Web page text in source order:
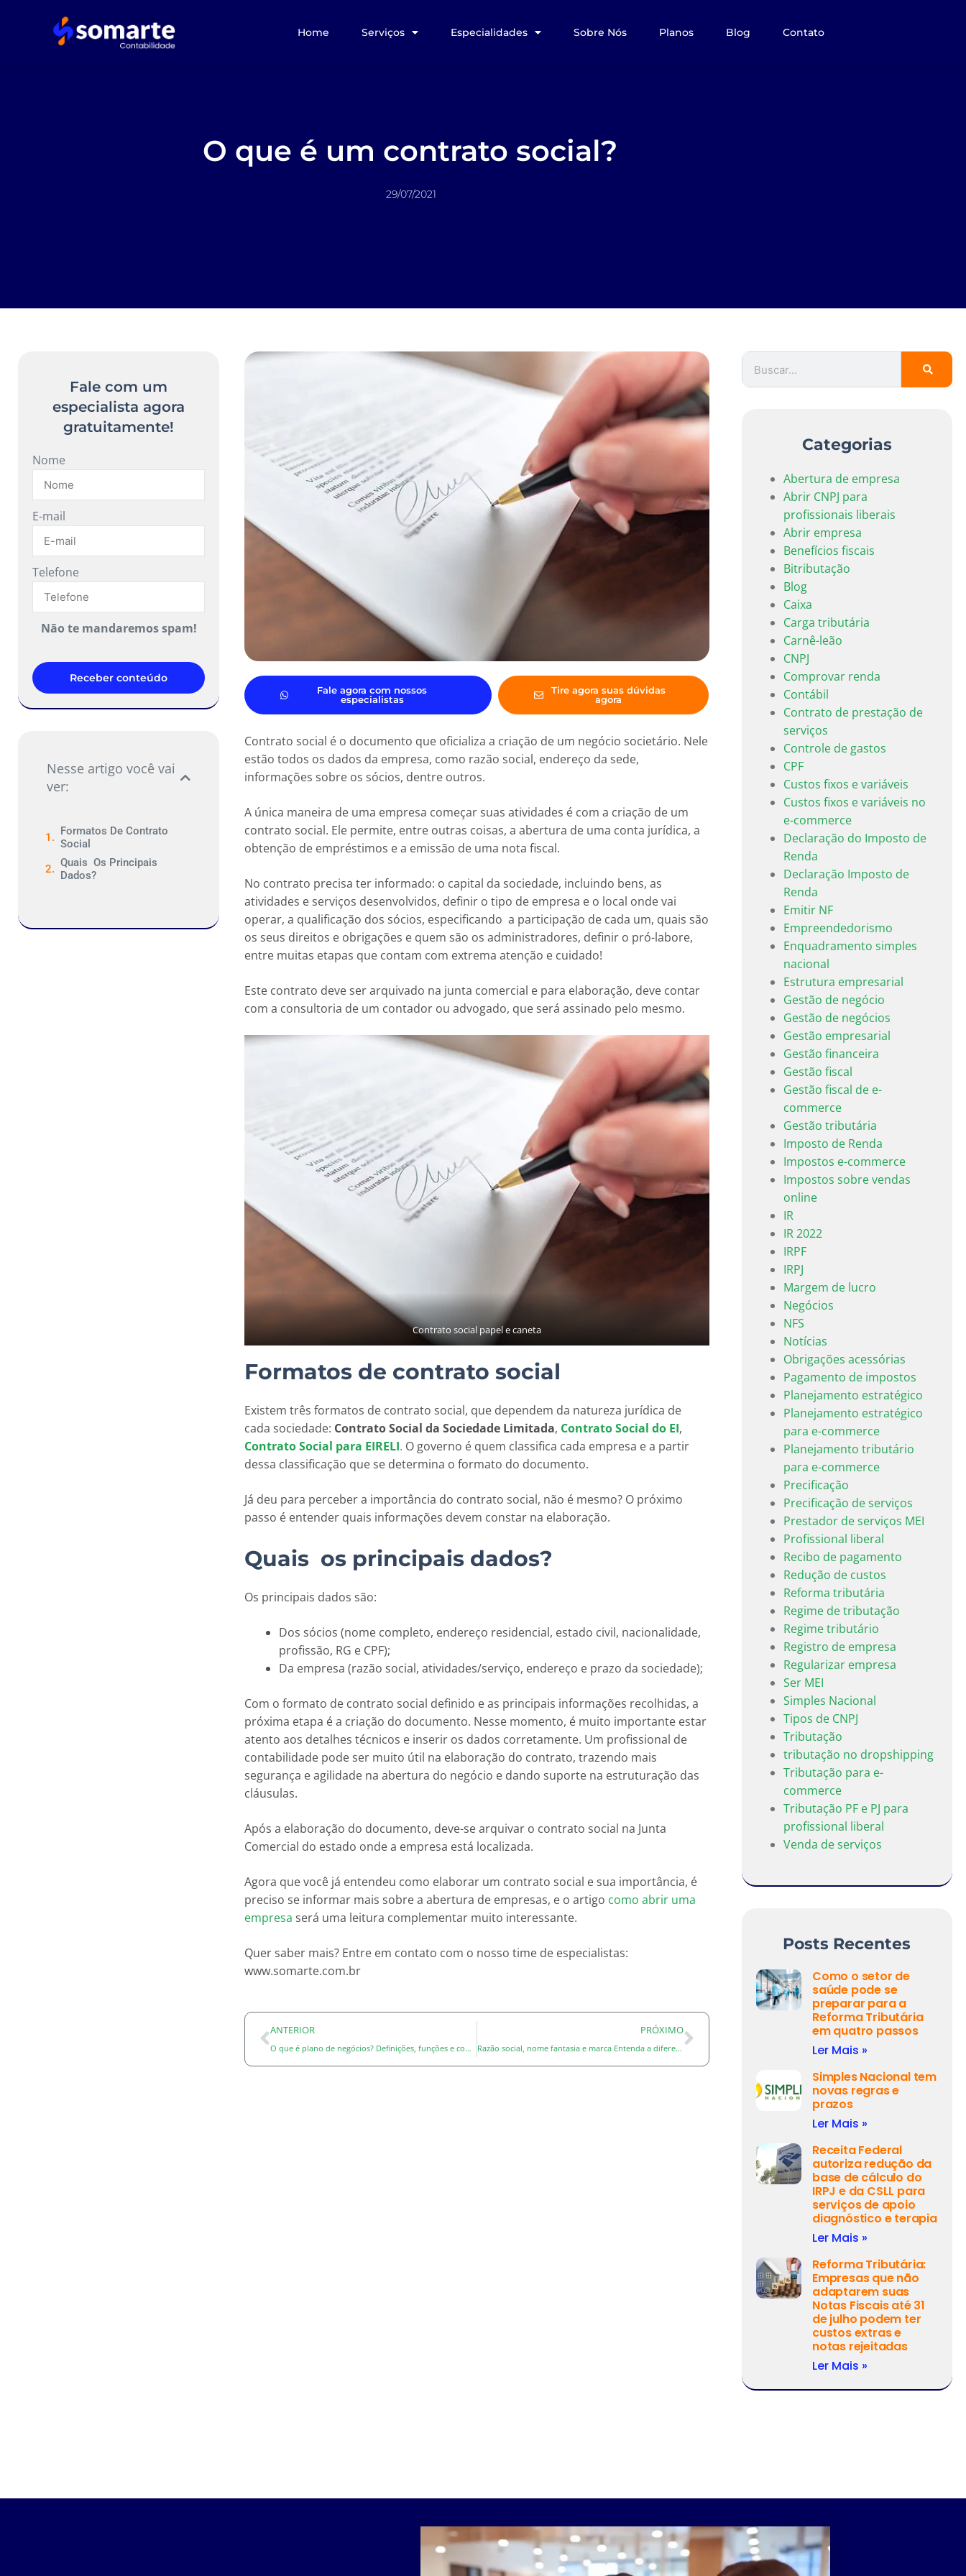
Home Serviços Especialidades Sobre Nós Planos Blog Contato
O que é um contrato social?
29/07/2021
Fale com um
especialista agora
gratuitamente!
Nome
E-mail
Telefone
Não te mandaremos spam!
Receber conteúdo
Nesse artigo você vai
ver:
Formatos De Contrato
Social
Quais Os Principais
Dados?
Fale agora com nossos
especialistas
Tire agora suas dúvidas
agora
Contrato social é o documento que oficializa a criação de um negócio societário. Nele
estão todos os dados da empresa, como razão social, endereço da sede,
informações sobre os sócios, dentre outros.⠀
A única maneira de uma empresa começar suas atividades é com a criação de um
contrato social. Ele permite, entre outras coisas, a abertura de uma conta jurídica, a
obtenção de empréstimos e a emissão de uma nota fiscal.⠀
No contrato precisa ter informado: o capital da sociedade, incluindo bens, as
atividades e serviços desenvolvidos, definir o tipo de empresa e o local onde vai
operar, a qualificação dos sócios, especificando a participação de cada um, quais são
os seus direitos e obrigações e quem são os administradores, definir o pró-labore,
entre muitas etapas que contam com extrema atenção e cuidado!
Este contrato deve ser arquivado na junta comercial e para elaboração, deve contar
com a consultoria de um contador ou advogado, que será assinado pelo mesmo.
Contrato social papel e caneta
Formatos de contrato social
Existem três formatos de contrato social, que dependem da natureza jurídica de
cada sociedade: Contrato Social da Sociedade Limitada, Contrato Social do EI,
Contrato Social para EIRELI. O governo é quem classifica cada empresa e a partir
dessa classificação que se determina o formato do documento.
Já deu para perceber a importância do contrato social, não é mesmo? O próximo
passo é entender quais informações devem constar na elaboração.
Quais os principais dados?
Os principais dados são:
Dos sócios (nome completo, endereço residencial, estado civil, nacionalidade,
profissão, RG e CPF);
Da empresa (razão social, atividades/serviço, endereço e prazo da sociedade);
Com o formato de contrato social definido e as principais informações recolhidas, a
próxima etapa é a criação do documento. Nesse momento, é muito importante estar
atento aos detalhes técnicos e inserir os dados corretamente. Um profissional de
contabilidade pode ser muito útil na elaboração do contrato, trazendo mais
segurança e agilidade na abertura do negócio e dando suporte na estruturação das
cláusulas.
Após a elaboração do documento, deve-se arquivar o contrato social na Junta
Comercial do estado onde a empresa está localizada.
Agora que você já entendeu como elaborar um contrato social e sua importância, é
preciso se informar mais sobre a abertura de empresas, e o artigo como abrir uma
empresa será uma leitura complementar muito interessante.
Quer saber mais? Entre em contato com o nosso time de especialistas:
www.somarte.com.br
ANTERIOR
O que é plano de negócios? Definições, funções e como elaborar
PRÓXIMO
Razão social, nome fantasia e marca Entenda a diferença.
Categorias
Abertura de empresa
Abrir CNPJ para
profissionais liberais
Abrir empresa
Benefícios fiscais
Bitributação
Blog
Caixa
Carga tributária
Carnê-leão
CNPJ
Comprovar renda
Contábil
Contrato de prestação de
serviços
Controle de gastos
CPF
Custos fixos e variáveis
Custos fixos e variáveis no
e-commerce
Declaração do Imposto de
Renda
Declaração Imposto de
Renda
Emitir NF
Empreendedorismo
Enquadramento simples
nacional
Estrutura empresarial
Gestão de negócio
Gestão de negócios
Gestão empresarial
Gestão financeira
Gestão fiscal
Gestão fiscal de e-
commerce
Gestão tributária
Imposto de Renda
Impostos e-commerce
Impostos sobre vendas
online
IR
IR 2022
IRPF
IRPJ
Margem de lucro
Negócios
NFS
Notícias
Obrigações acessórias
Pagamento de impostos
Planejamento estratégico
Planejamento estratégico
para e-commerce
Planejamento tributário
para e-commerce
Precificação
Precificação de serviços
Prestador de serviços MEI
Profissional liberal
Recibo de pagamento
Redução de custos
Reforma tributária
Regime de tributação
Regime tributário
Registro de empresa
Regularizar empresa
Ser MEI
Simples Nacional
Tipos de CNPJ
Tributação
tributação no dropshipping
Tributação para e-
commerce
Tributação PF e PJ para
profissional liberal
Venda de serviços
Posts Recentes
Como o setor de
saúde pode se
preparar para a
Reforma Tributária
em quatro passos
Ler Mais »
Simples Nacional tem
novas regras e
prazos
Ler Mais »
Receita Federal
autoriza redução da
base de cálculo do
IRPJ e da CSLL para
serviços de apoio
diagnóstico e terapia
Ler Mais »
Reforma Tributária:
Empresas que não
adaptarem suas
Notas Fiscais até 31
de julho podem ter
custos extras e
notas rejeitadas
Ler Mais »